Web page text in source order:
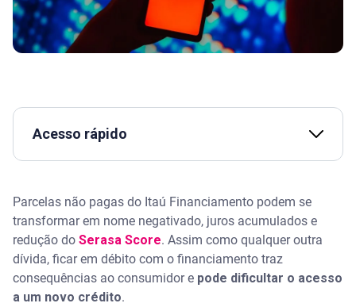
Acesso rápido
O que é o Itaú Financiamento?
Como renegociar dívida do Itaú Financiamento
Pelo Serasa Limpa Nome
Parcelas não pagas do Itaú Financiamento podem se
transformar em nome negativado, juros acumulados e
redução do Serasa Score. Assim como qualquer outra
dívida, ficar em débito com o financiamento traz
consequências ao consumidor e pode dificultar o acesso
a um novo crédito.